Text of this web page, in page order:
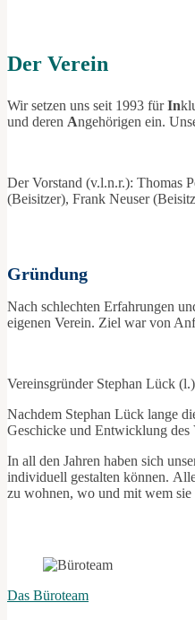
Der Verein
Wir setzen uns seit 1993 fürIn
und deren Angehörigen ein.
Der Vorstand (v.l.n.r.): Thomas
(Beisitzer), Frank Neuser
Gründung
Nach schlechten Erfahrungen
eigenen Verein. Ziel war von
Vereinsgründer Stephan Lück
Nachdem Stephan Lück lange
Geschicke und Entwicklung des
In all den Jahren haben sich
individuell gestalten können.
zu wohnen, wo und mit wem
Das Büroteam